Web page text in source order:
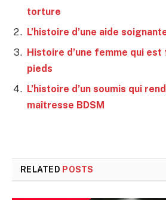
torture
L’histoire d’une aide
Histoire d’une femme qui
pieds
L’histoire d’un soumis qui
maîtresse BDSM
RELATED POSTS